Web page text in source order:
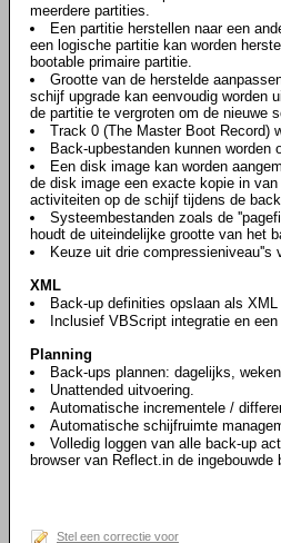
meerdere partities.
Een partitie herstellen naar een
een logische partitie kan worden
bootable primaire partitie.
Grootte van de herstelde
schijf upgrade kan eenvoudig worden
de partitie te vergroten om de nieuwe
Track 0 (The Master Boot Record)
Back-upbestanden kunnen
Een disk image kan worden
de disk image een exacte kopie in
activiteiten op de schijf tijdens de
Systeembestanden zoals de
houdt de uiteindelijke grootte van het
Keuze uit drie
XML
Back-up definities opslaan als
Inclusief VBScript integratie en
Planning
Back-ups plannen: dagelijks,
Unattended uitvoering.
Automatische incrementele /
Automatische schijfruimte
Volledig loggen van alle back-up
browser van Reflect.in de ingebouwde
Stel een correctie voor